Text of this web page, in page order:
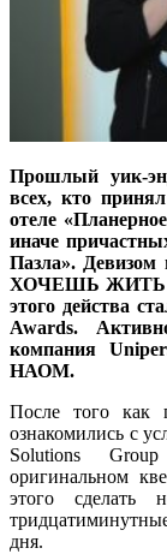
Прошлый уик-
всех, кто
отеле
иначе
Пазла». Девизом
ХОЧЕШЬ ЖИТЬ
этого действа
Awards.
компания
НАОМ.
После того как
ознакомились с
Solutions
оригинальном
этого сделать
дня.